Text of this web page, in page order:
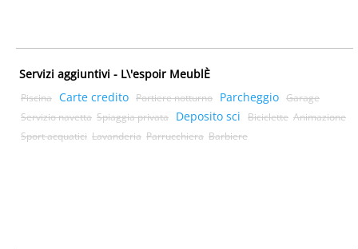
Servizi aggiuntivi - L\'espoir MeublÈ
Piscina Carte credito Portiere notturno Parcheggio Garage
Servizio navetta Spiaggia privata Deposito sci Biciclette Animazione
Sport acquatici Lavanderia Parrucchiera Barbiere